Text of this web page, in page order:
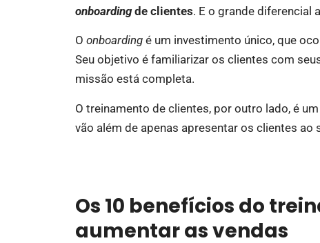
onboardingde clientes. E o grande diferencial
O onboardingé um investimento único, que
Seu objetivo é familiarizar os clientes com
missão está completa.
O treinamento de clientes, por outro lado, é
vão além de apenas apresentar os clientes ao
Os 10 benefícios do
aumentar as vendas